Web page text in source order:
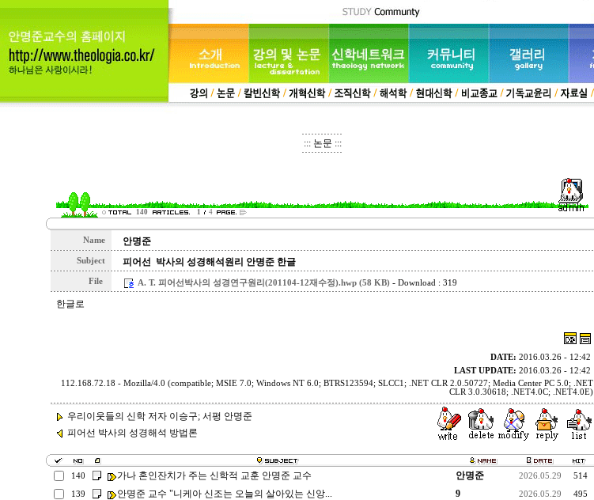
::: 논문 :::
140 1 4
Name 안명준
Subject 피어선 박사의 성경해석원리 안명준 한글
File A. T. 피어선박사의 성경연구원리(201104-12재수정).hwp (58 KB)- Download : 319
한글로
DATE: 2016.03.26 - 12:42
LAST UPDATE: 2016.03.26 - 12:42
112.168.72.18 - Mozilla/4.0 (compatible; MSIE 7.0; Windows NT 6.0; BTRS123594; SLCC1; .NET CLR 2.0.50727; Media Center PC 5.0; .NET
CLR 3.0.30618; .NET4.0C; .NET4.0E)
우리이웃들의 신학 저자 이승구; 서평 안명준
피어선 박사의 성경해석 방법론
140 가나 혼인잔치가 주는 신학적 교훈 안명준 교수 안명준 2026.05.29 514
139 안명준 교수 "니케아 신조는 오늘의 살아있는 신앙... 9 2026.05.29 495